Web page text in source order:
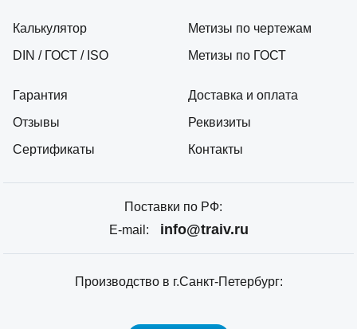
Калькулятор
DIN / ГОСТ / ISO
Гарантия
Отзывы
Сертификаты
Метизы по чертежам
Метизы по ГОСТ
Доставка и оплата
Реквизиты
Контакты
Поставки по РФ:
E-mail:
info@traiv.ru
Производство в г.Санкт-Петербург: